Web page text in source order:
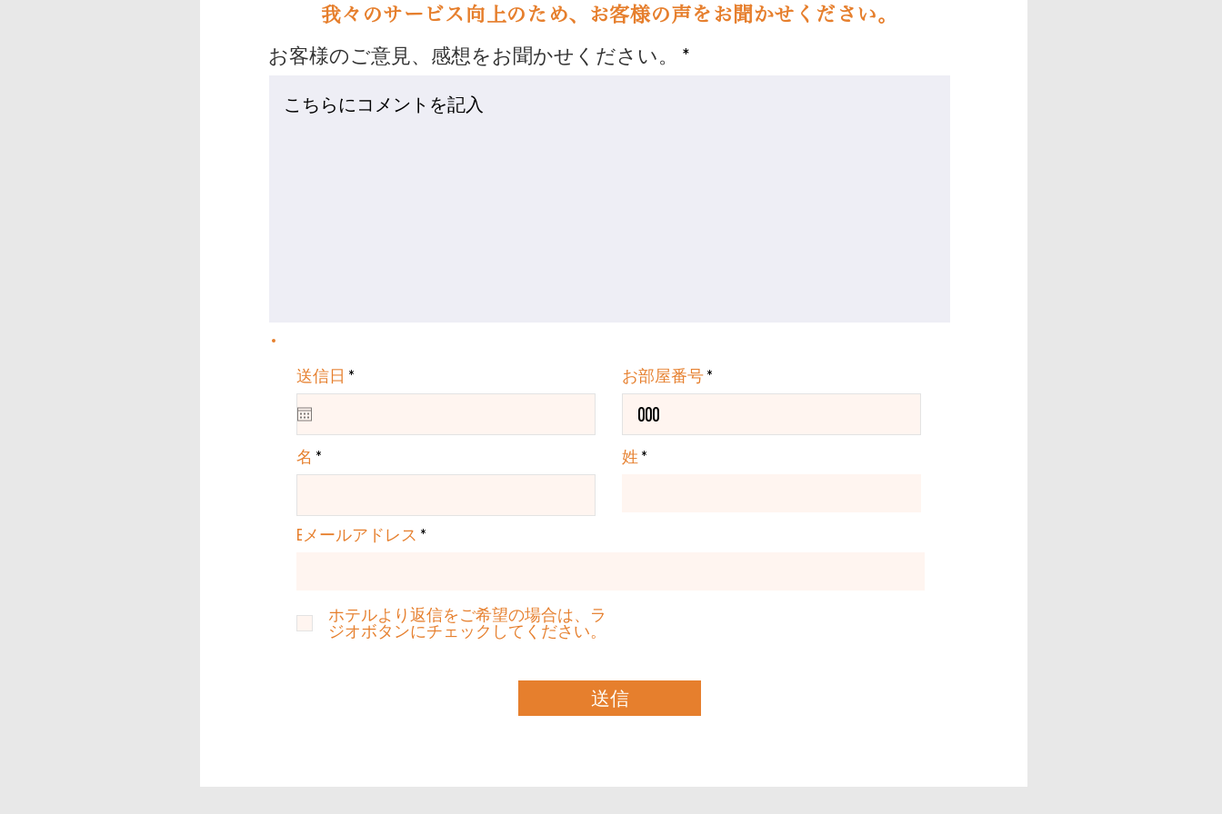
我々のサービス向上のため、お客様の声をお聞かせください。
お客様のご意見、感想をお聞かせください。
送信日 *
e
i
e
名
お部屋番号
姓
Eメールアドレス
ホテルより返信をご希望の場合は、ラ
ジオボタンにチェックしてください。
送信